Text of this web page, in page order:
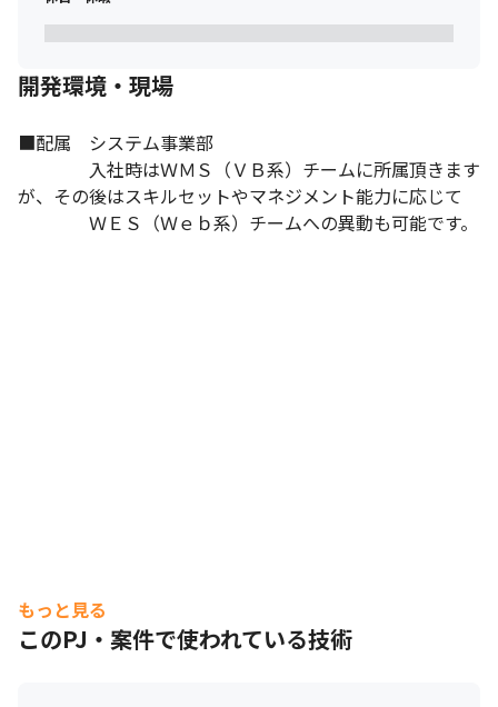
開発環境・現場
■配属　システム事業部
入社時はＷＭＳ（ＶＢ系）チームに所属頂きます
が、その後はスキルセットやマネジメント能力に応じて
ＷＥＳ（Ｗｅｂ系）チームへの異動も可能です。
もっと見る
このPJ・案件で使われている技術